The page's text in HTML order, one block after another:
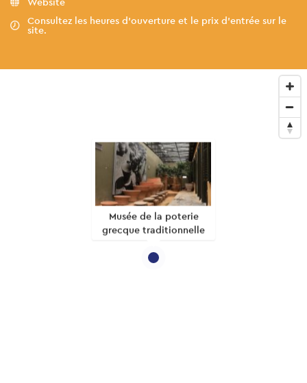
Consultez les heures d'ouverture et le prix d'entrée sur le
site.
Musée de la poterie
grecque traditionnelle